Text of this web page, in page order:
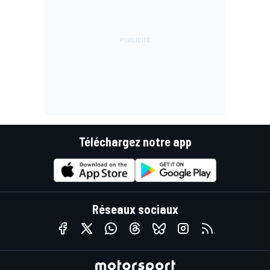
Téléchargez notre app
Réseaux sociaux